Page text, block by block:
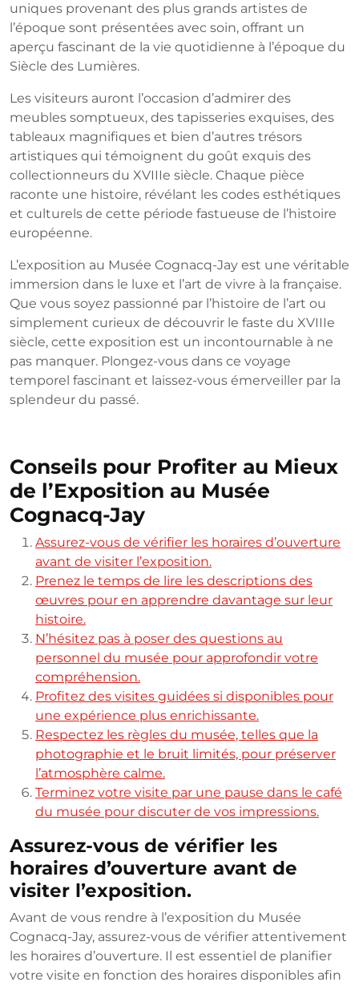
uniques provenant des plus grands artistes de
l’époque sont présentées avec soin, offrant un
aperçu fascinant de la vie quotidienne à l’époque du
Siècle des Lumières.
Les visiteurs auront l’occasion d’admirer des
meubles somptueux, des tapisseries exquises, des
tableaux magnifiques et bien d’autres trésors
artistiques qui témoignent du goût exquis des
collectionneurs du XVIIIe siècle. Chaque pièce
raconte une histoire, révélant les codes esthétiques
et culturels de cette période fastueuse de l’histoire
européenne.
L’exposition au Musée Cognacq-Jay est une véritable
immersion dans le luxe et l’art de vivre à la française.
Que vous soyez passionné par l’histoire de l’art ou
simplement curieux de découvrir le faste du XVIIIe
siècle, cette exposition est un incontournable à ne
pas manquer. Plongez-vous dans ce voyage
temporel fascinant et laissez-vous émerveiller par la
splendeur du passé.
Conseils pour Profiter au Mieux
de l’Exposition au Musée
Cognacq-Jay
Assurez-vous de vérifier les horaires d’ouverture
avant de visiter l’exposition.
Prenez le temps de lire les descriptions des
œuvres pour en apprendre davantage sur leur
histoire.
N’hésitez pas à poser des questions au
personnel du musée pour approfondir votre
compréhension.
Profitez des visites guidées si disponibles pour
une expérience plus enrichissante.
Respectez les règles du musée, telles que la
photographie et le bruit limités, pour préserver
l’atmosphère calme.
Terminez votre visite par une pause dans le café
du musée pour discuter de vos impressions.
Assurez-vous de vérifier les
horaires d’ouverture avant de
visiter l’exposition.
Avant de vous rendre à l’exposition du Musée
Cognacq-Jay, assurez-vous de vérifier attentivement
les horaires d’ouverture. Il est essentiel de planifier
votre visite en fonction des horaires disponibles afin